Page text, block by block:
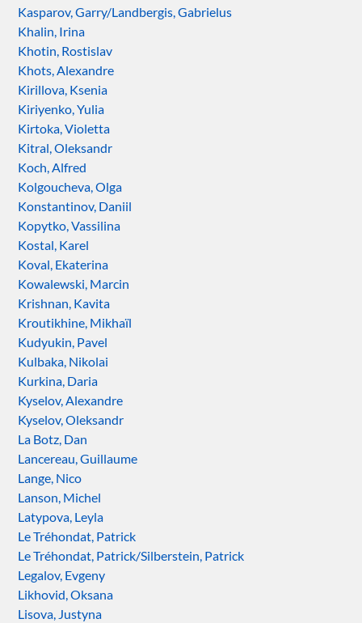
Kasparov, Garry/Landbergis, Gabrielus
Khalin, Irina
Khotin, Rostislav
Khots, Alexandre
Kirillova, Ksenia
Kiriyenko, Yulia
Kirtoka, Violetta
Kitral, Oleksandr
Koch, Alfred
Kolgoucheva, Olga
Konstantinov, Daniil
Kopytko, Vassilina
Kostal, Karel
Koval, Ekaterina
Kowalewski, Marcin
Krishnan, Kavita
Kroutikhine, Mikhaïl
Kudyukin, Pavel
Kulbaka, Nikolai
Kurkina, Daria
Kyselov, Alexandre
Kyselov, Oleksandr
La Botz, Dan
Lancereau, Guillaume
Lange, Nico
Lanson, Michel
Latypova, Leyla
Le Tréhondat, Patrick
Le Tréhondat, Patrick/Silberstein, Patrick
Legalov, Evgeny
Likhovid, Oksana
Lisova, Justyna